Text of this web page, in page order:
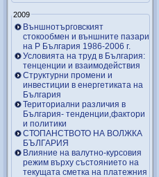
2009
Външнотърговският
стокообмен и външните пазари
на Р България 1986-2006 г.
Условията на труд в България:
тенценции и взаимодействия
Структурни промени и
инвестиции в енергетиката на
България
Териториални различия в
България- тенденции,фактори
и политики
СТОПАНСТВОТО НА ВОЛЖКА
БЪЛГАРИЯ
Влияние на валутно-курсовия
режим върху състоянието на
текущата сметка на платежния